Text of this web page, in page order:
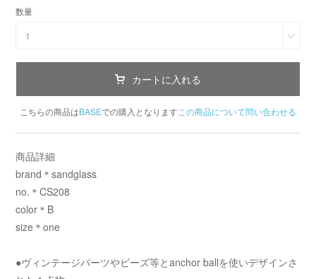
数量
1
カートに入れる
こちらの商品はBASEでの購入となります この商品について問い合わせる
商品詳細
brand＊sandglass
no.＊CS208
color＊B
size＊one
●ヴィンテージパーツやビーズ等とanchor ballを使いデザインさ